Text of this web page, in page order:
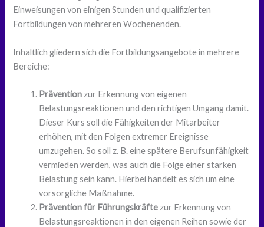
Einweisungen von einigen Stunden und qualifizierten
Fortbildungen von mehreren Wochenenden.
Inhaltlich gliedern sich die Fortbildungsangebote in mehrere
Bereiche:
Prävention zur Erkennung von eigenen
Belastungsreaktionen und den richtigen Umgang damit.
Dieser Kurs soll die Fähigkeiten der Mitarbeiter
erhöhen, mit den Folgen extremer Ereignisse
umzugehen. So soll z. B. eine spätere Berufsunfähigkeit
vermieden werden, was auch die Folge einer starken
Belastung sein kann. Hierbei handelt es sich um eine
vorsorgliche Maßnahme.
Prävention für Führungskräfte zur Erkennung von
Belastungsreaktionen in den eigenen Reihen sowie der